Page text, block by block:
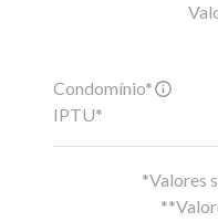
Condomínio*
IPTU*
*Valores